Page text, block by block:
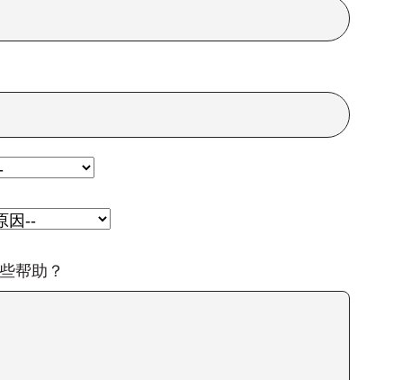
帮助？